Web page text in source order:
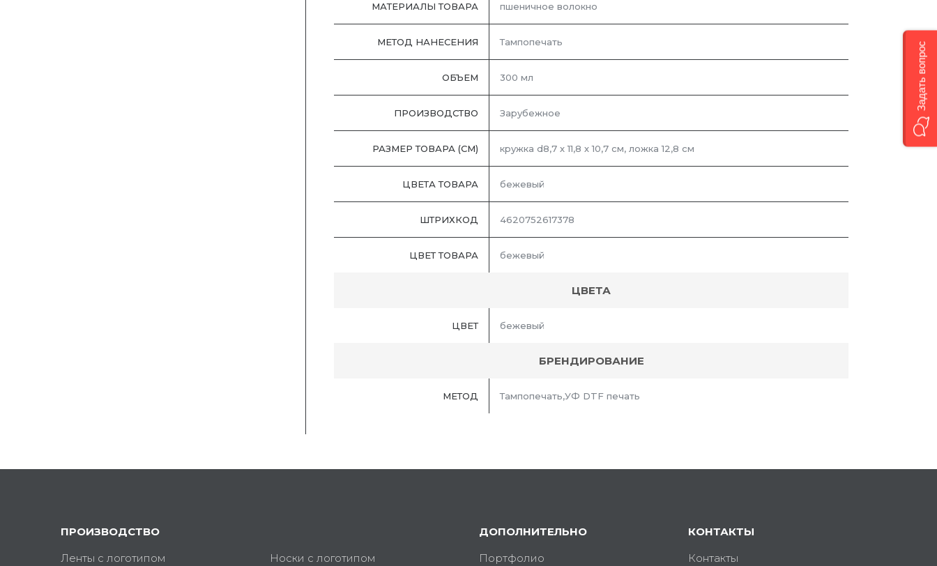
МАТЕРИАЛЫ ТОВАРА пшеничное волокно
МЕТОД НАНЕСЕНИЯ Тампопечать
ОБЪЕМ 300 мл
ПРОИЗВОДСТВО Зарубежное
РАЗМЕР ТОВАРА (СМ) кружка d8,7 х 11,8 х 10,7 см, ложка 12,8 см
ЦВЕТА ТОВАРА бежевый
ШТРИХКОД 4620752617378
ЦВЕТ ТОВАРА бежевый
ЦВЕТА
ЦВЕТ бежевый
БРЕНДИРОВАНИЕ
МЕТОД Тампопечать,УФ DTF печать
ПРОИЗВОДСТВО
Ленты с логотипом
Носки с логотипом
ДОПОЛНИТЕЛЬНО
Портфолио
КОНТАКТЫ
Контакты
Задать вопрос